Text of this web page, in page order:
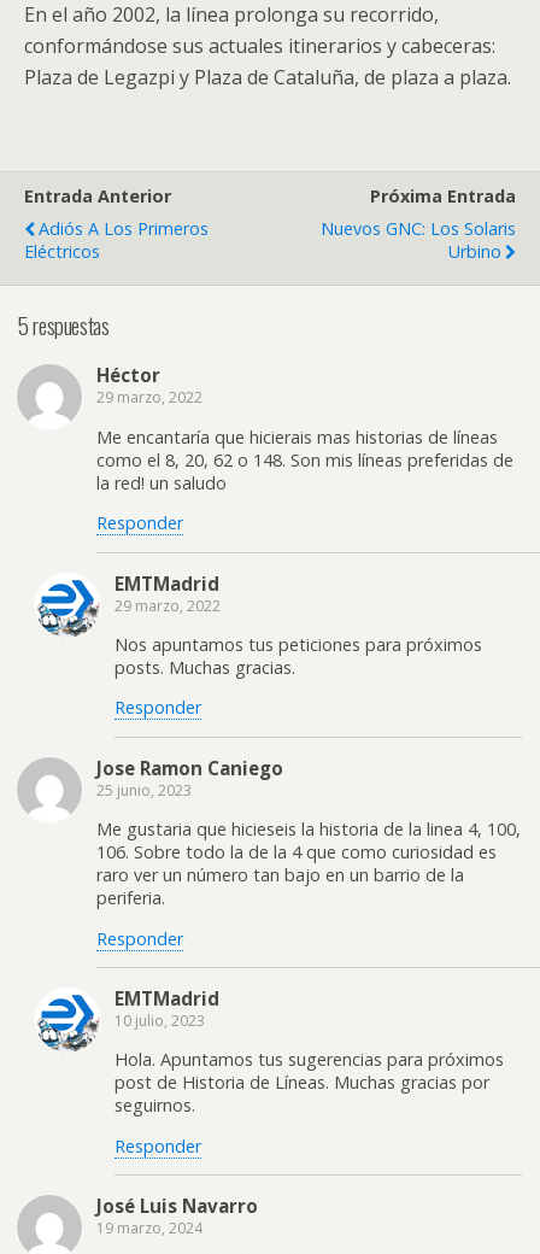
En el año 2002, la línea prolonga su recorrido,
conformándose sus actuales itinerarios y cabeceras:
Plaza de Legazpi y Plaza de Cataluña, de plaza a plaza.
Entrada Anterior
Adiós A Los Primeros
Eléctricos
Próxima Entrada
Nuevos GNC: Los Solaris
Urbino
5 respuestas
Héctor
29 marzo, 2022
Me encantaría que hicierais mas historias de líneas
como el 8, 20, 62 o 148. Son mis líneas preferidas de
la red! un saludo
Responder
EMTMadrid
29 marzo, 2022
Nos apuntamos tus peticiones para próximos
posts. Muchas gracias.
Responder
Jose Ramon Caniego
25 junio, 2023
Me gustaria que hicieseis la historia de la linea 4, 100,
106. Sobre todo la de la 4 que como curiosidad es
raro ver un número tan bajo en un barrio de la
periferia.
Responder
EMTMadrid
10 julio, 2023
Hola. Apuntamos tus sugerencias para próximos
post de Historia de Líneas. Muchas gracias por
seguirnos.
Responder
José Luis Navarro
19 marzo, 2024